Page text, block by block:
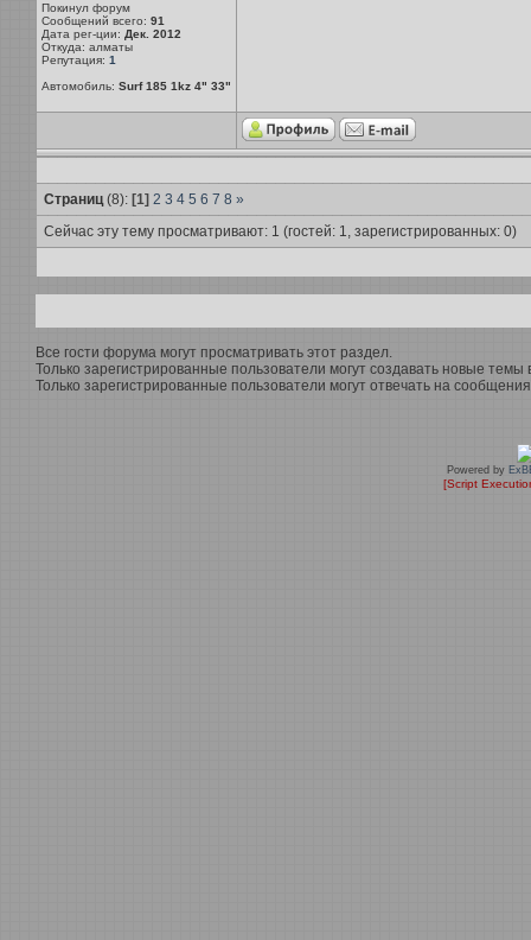
Покинул форум
Сообщений всего: 91
Дата рег-ции: Дек. 2012
Откуда: алматы
Репутация: 1
Автомобиль: Surf 185 1kz 4" 33"
Страниц(8): [1] 2 3 4 5 6 7 8 »
Сейчас эту тему просматривают: 1 (гостей: 1, зарегистрированных: 0)
Все гости форума могут просматривать этот раздел.
Только зарегистрированные пользователи могут создавать новые темы
Только зарегистрированные пользователи могут отвечать на
Powered by
[Script